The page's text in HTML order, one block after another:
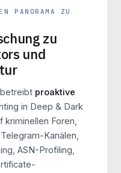
PANORAMA ZU
zu
und
proaktive
in Deep & Dark
kriminellen Foren,
Kanälen,
ASN-Profiling,